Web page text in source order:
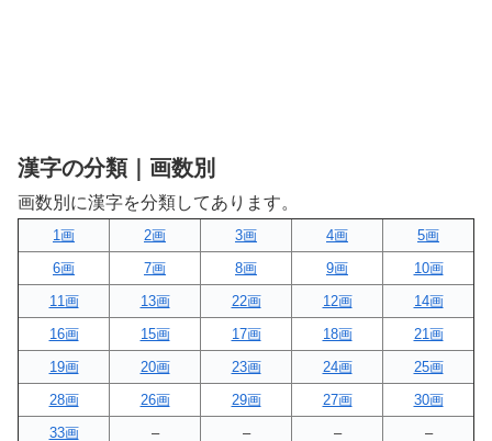
漢字の分類｜画数別
画数別に漢字を分類してあります。
1画 2画 3画 4画
5画
6画
7画 8画 9画
10画
11画
13画 22画 12画
14画
16画
15画 17画 18画
21画
19画
20画 23画 24画
25画
28画
26画 29画 27画
30画
33画
– – – –